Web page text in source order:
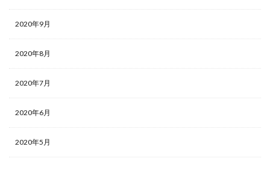
2020年9月
2020年8月
2020年7月
2020年6月
2020年5月